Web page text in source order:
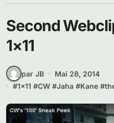
Second
1×11
par JB
Mai 28, 2014
#1x11 #CW #Jaha #Kane #